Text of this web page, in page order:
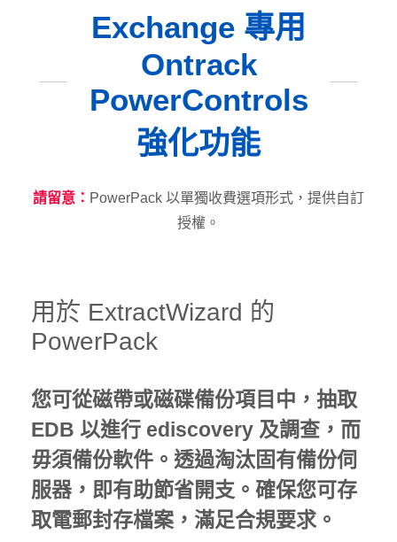
Exchange 專用
Ontrack
PowerControls
強化功能
請留意： PowerPack 以單獨收費選項形式，提供自訂
授權。
用於 ExtractWizard 的
PowerPack
您可從磁帶或磁碟備份項目中，抽取
EDB 以進行 ediscovery 及調查，而
毋須備份軟件。透過淘汰固有備份伺
服器，即有助節省開支。確保您可存
取電郵封存檔案，滿足合規要求。